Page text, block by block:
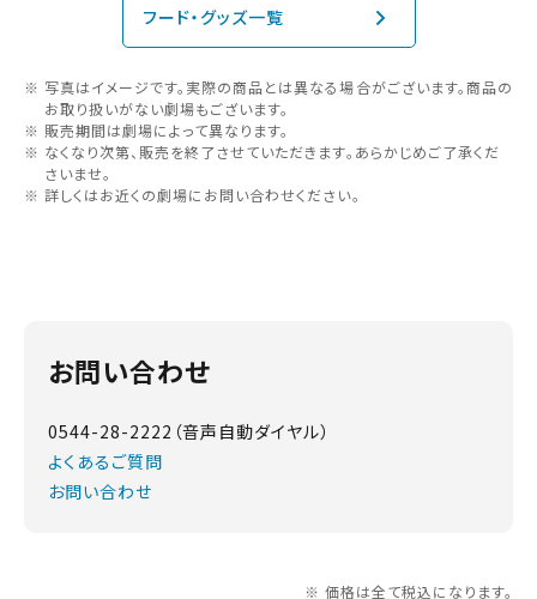
フード・グッズ一覧
写真はイメージです。実際の商品とは異なる場合がございます。商品の
お取り扱いがない劇場もございます。
販売期間は劇場によって異なります。
なくなり次第、販売を終了させていただきます。あらかじめご了承くだ
さいませ。
詳しくはお近くの劇場にお問い合わせください。
お問い合わせ
0544-28-2222（音声自動ダイヤル）
よくあるご質問
お問い合わせ
※ 価格は全て税込になります。